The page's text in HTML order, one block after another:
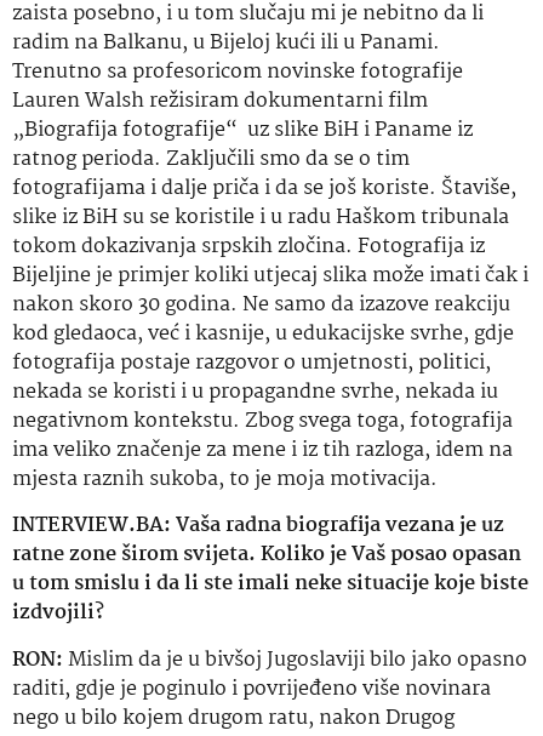
zaista posebno, i u tom slučaju mi je nebitno da li
radim na Balkanu, u Bijeloj kući ili u Panami.
Trenutno sa profesoricom novinske fotografije
Lauren Walsh režisiram dokumentarni film
„Biografija fotografije“ uz slike BiH i Paname iz
ratnog perioda. Zaključili smo da se o tim
fotografijama i dalje priča i da se još koriste. Štaviše,
slike iz BiH su se koristile i u radu Haškom tribunala
tokom dokazivanja srpskih zločina. Fotografija iz
Bijeljine je primjer koliki utjecaj slika može imati čak i
nakon skoro 30 godina. Ne samo da izazove reakciju
kod gledaoca, već i kasnije, u edukacijske svrhe, gdje
fotografija postaje razgovor o umjetnosti, politici,
nekada se koristi i u propagandne svrhe, nekada iu
negativnom kontekstu. Zbog svega toga, fotografija
ima veliko značenje za mene i iz tih razloga, idem na
mjesta raznih sukoba, to je moja motivacija.
INTERVIEW.BA: Vaša radna biografija vezana je uz
ratne zone širom svijeta. Koliko je Vaš posao opasan
u tom smislu i da li ste imali neke situacije koje biste
izdvojili?
RON:Mislim da je u bivšoj Jugoslaviji bilo jako opasno
raditi, gdje je poginulo i povrijeđeno više novinara
nego u bilo kojem drugom ratu, nakon Drugog